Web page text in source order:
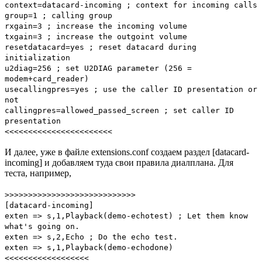
context=datacard-incoming ; context for incoming calls
group=1 ; calling group
rxgain=3 ; increase the incoming volume
txgain=3 ; increase the outgoint volume
resetdatacard=yes ; reset datacard during
initialization
u2diag=256 ; set U2DIAG parameter (256 =
modem+card_reader)
usecallingpres=yes ; use the caller ID presentation or
not
callingpres=allowed_passed_screen ; set caller ID
presentation
<<<<<<<<<<<<<<<<<<<<<<<
И далее, уже в файле extensions.conf создаем раздел [datacard-
incoming] и добавляем туда свои правила диалплана. Для
теста, например,
>>>>>>>>>>>>>>>>>>>>>>>>>>>>
[datacard-incoming]
exten => s,1,Playback(demo-echotest) ; Let them know
what's going on.
exten => s,2,Echo ; Do the echo test.
exten => s,1,Playback(demo-echodone)
<<<<<<<<<<<<<<<<<<